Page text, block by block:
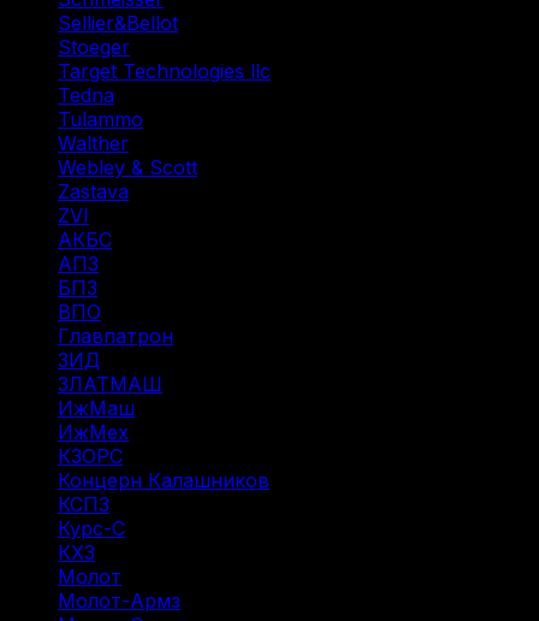
Sellier&Bellot
Stoeger
Target Technologies llc
Tedna
Tulammo
Walther
Webley & Scott
Zastava
ZVI
АКБС
АПЗ
БПЗ
ВПО
Главпатрон
ЗИД
ЗЛАТМАШ
ИжМаш
ИжМех
КЗОРС
Концерн Калашников
КСПЗ
Курс-С
КХЗ
Молот
Молот-Армз